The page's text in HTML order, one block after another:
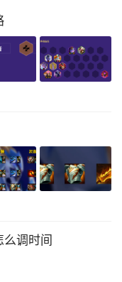
么调时间